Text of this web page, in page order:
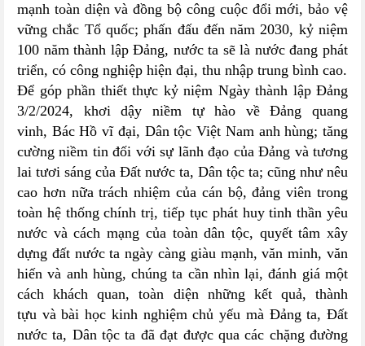
mạnh toàn diện và đồng bộ công cuộc đổi mới, bảo vệ
vững chắc Tổ quốc; phấn đấu đến năm 2030, kỷ niệm
100 năm thành lập Đảng, nước ta sẽ là nước đang phát
triển, có công nghiệp hiện đại, thu nhập trung bình cao.
Để góp phần thiết thực kỷ niệm Ngày thành lập Đảng
3/2/2024, khơi dậy niềm tự hào về Đảng quang
vinh, Bác Hồ vĩ đại, Dân tộc Việt Nam anh hùng; tăng
cường niềm tin đối với sự lãnh đạo của Đảng và tương
lai tươi sáng của Đất nước ta, Dân tộc ta; cũng như nêu
cao hơn nữa trách nhiệm của cán bộ, đảng viên trong
toàn hệ thống chính trị, tiếp tục phát huy tinh thần yêu
nước và cách mạng của toàn dân tộc, quyết tâm xây
dựng đất nước ta ngày càng giàu mạnh, văn minh, văn
hiến và anh hùng, chúng ta cần nhìn lại, đánh giá một
cách khách quan, toàn diện những kết quả, thành
tựu và bài học kinh nghiệm chủ yếu mà Đảng ta, Đất
nước ta, Dân tộc ta đã đạt được qua các chặng đường